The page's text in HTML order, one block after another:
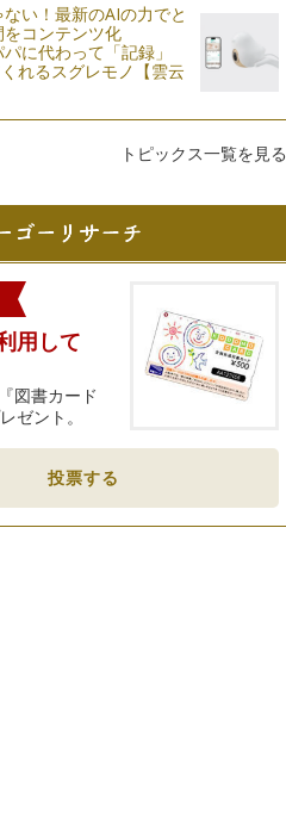
い！最新のAIの力でと
コンテンツ化
に代わって「記録」
れるスグレモノ【雲云
トピックス一覧を見る
用して
図書カード
ゼント。
投票する